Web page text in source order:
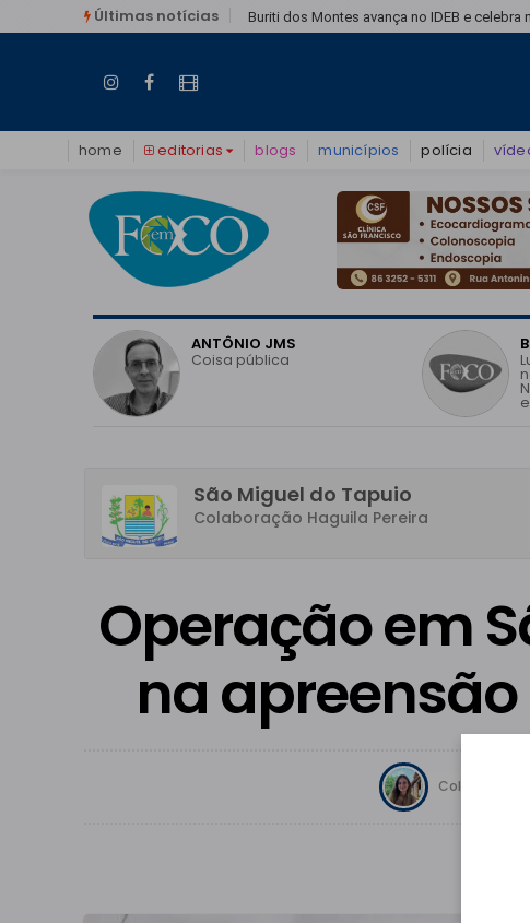
Últimas notícias Buriti dos Montes avança no IDEB e
home editorias blogs municípios polícia
ANTÔNIO JMS
Coisa pública
São Miguel do Tapuio
Colaboração Haguila Pereira
Operação em
na apreensão
Colaboração